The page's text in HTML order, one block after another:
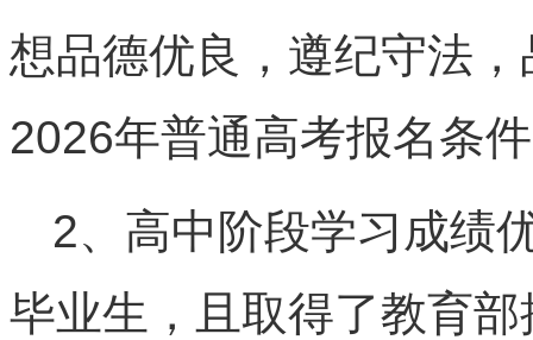
想品德优良，遵纪守法
2026年普通高考报名条
2、高中阶段学习成绩
毕业生，且取得了教育